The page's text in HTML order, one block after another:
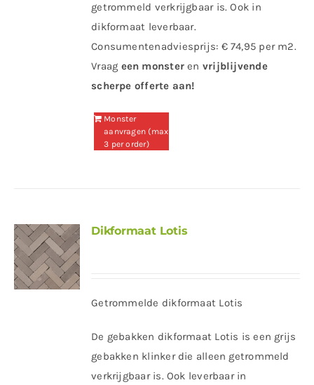
getrommeld verkrijgbaar is. Ook in
dikformaat leverbaar.
Consumentenadviesprijs: € 74,95 per m2.
Vraag een monsteren vrijblijvende
scherpe offerte aan!
Monster
aanvragen (max
3 per order)
Dikformaat Lotis
Getrommelde dikformaat Lotis
De gebakken dikformaat Lotis is een grijs
gebakken klinker die alleen getrommeld
verkrijgbaar is. Ook leverbaar in